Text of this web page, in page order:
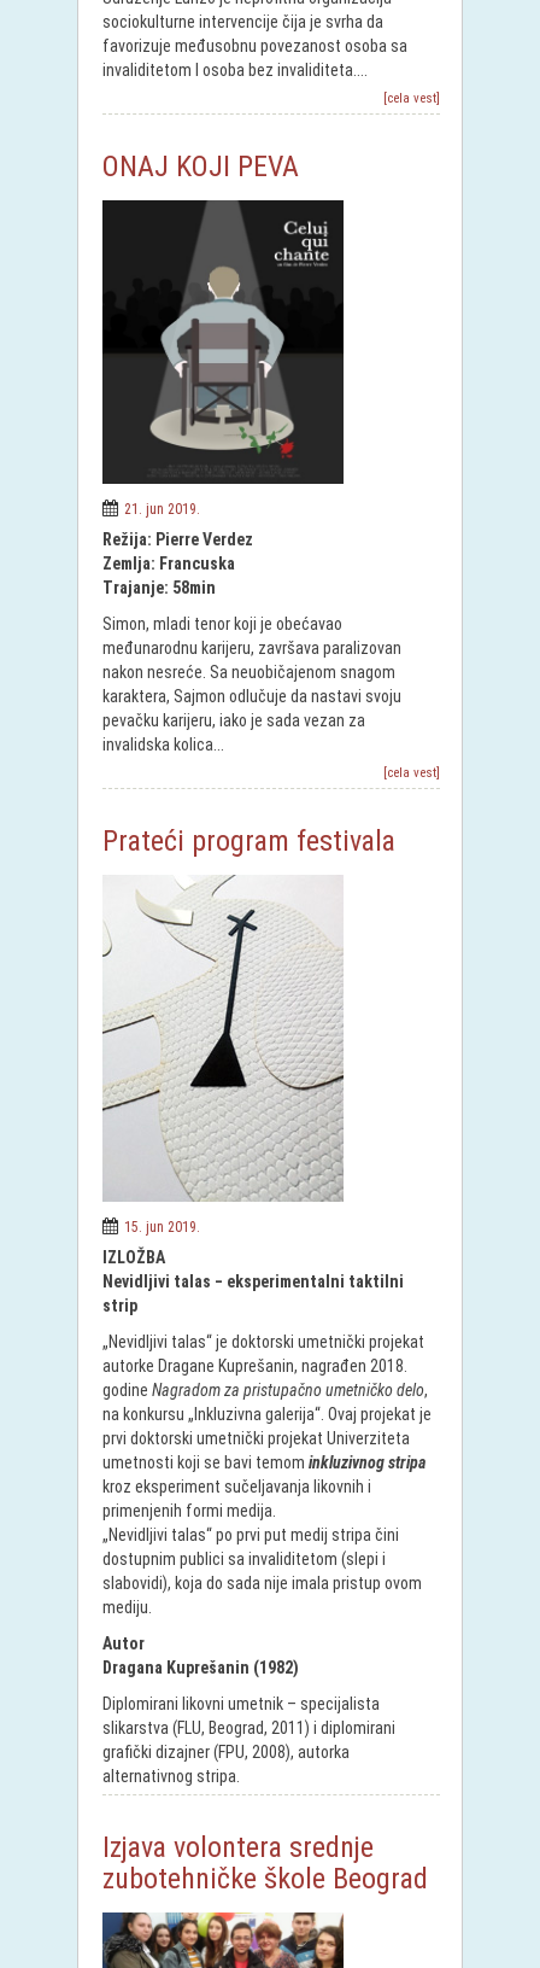
sociokulturne intervencije čija je svrha da
favorizuje međusobnu povezanost osoba sa
invaliditetom I osoba bez invaliditeta....
[cela vest]
ONAJ KOJI PEVA
21. jun 2019.
Režija: Pierre Verdez
Zemlja: Francuska
Trajanje: 58min
Simon, mladi tenor koji je obećavao
međunarodnu karijeru, završava paralizovan
nakon nesreće. Sa neuobičajenom snagom
karaktera, Sajmon odlučuje da nastavi svoju
pevačku karijeru, iako je sada vezan za
invalidska kolica...
[cela vest]
Prateći program festivala
15. jun 2019.
IZLOŽBA
Nevidljivi talas ‒ eksperimentalni taktilni
strip
„Nevidljivi talas“ je doktorski umetnički projekat
autorke Dragane Kuprešanin, nagrađen 2018.
godine Nagradom za pristupačno umetničko delo,
na konkursu „Inkluzivna galerija“. Ovaj projekat je
prvi doktorski umetnički projekat Univerziteta
umetnosti koji se bavi temom inkluzivnog stripa
kroz eksperiment sučeljavanja likovnih i
primenjenih formi medija.
„Nevidljivi talas“ po prvi put medij stripa čini
dostupnim publici sa invaliditetom (slepi i
slabovidi), koja do sada nije imala pristup ovom
mediju.
Autor
Dragana Kuprešanin (1982)
Diplomirani likovni umetnik – specijalista
slikarstva (FLU, Beograd, 2011) i diplomirani
grafički dizajner (FPU, 2008), autorka
alternativnog stripa.
Izjava volontera srednje
zubotehničke škole Beograd